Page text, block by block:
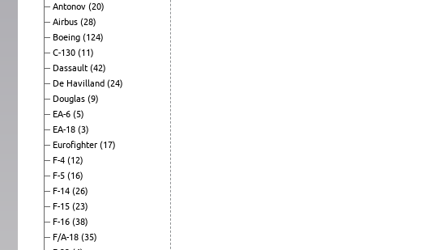
Antonov (20)
Airbus (28)
Boeing (124)
C-130 (11)
Dassault (42)
De Havilland (24)
Douglas (9)
EA-6 (5)
EA-18 (3)
Eurofighter (17)
F-4 (12)
F-5 (16)
F-14 (26)
F-15 (23)
F-16 (38)
F/A-18 (35)